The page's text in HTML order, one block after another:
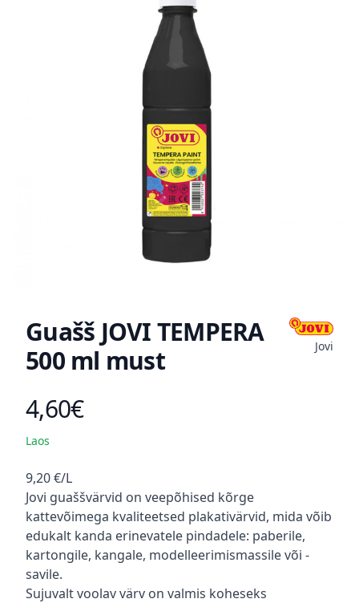
Guašš JOVI TEMPERA
500 ml must
Jovi
Toote hind
4,60€
Laos
Kirjeldus
9,20 €/L
Jovi guaššvärvid on veepõhised kõrge
kattevõimega kvaliteetsed plakativärvid, mida võib
edukalt kanda erinevatele pindadele: paberile,
kartongile, kangale, modelleerimismassile või -
savile.
Sujuvalt voolav värv on valmis koheseks